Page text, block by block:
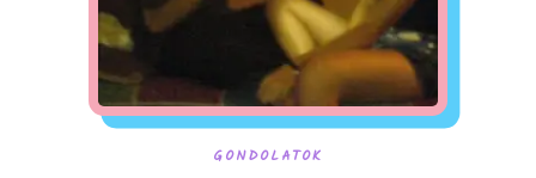
GONDOLATOK